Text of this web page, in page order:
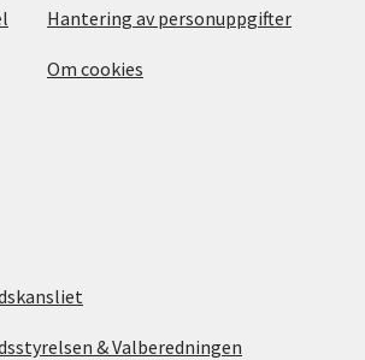
Hantering av personuppgifter
Om cookies
& Valberedningen